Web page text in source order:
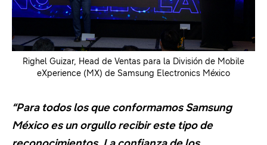
Righel Guizar, Head de Ventas para la División de Mobile
eXperience (MX) de Samsung Electronics México
“Para todos los que conformamos Samsung
México es un orgullo recibir este tipo de